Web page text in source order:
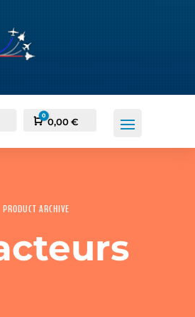
Panier
0
0,00€
PRODUCT ARCHIVE